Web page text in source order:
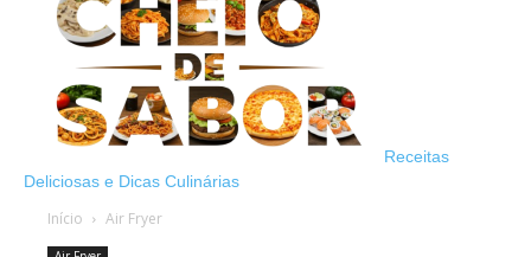
Receitas
Deliciosas e Dicas Culinárias
Início Air Fryer